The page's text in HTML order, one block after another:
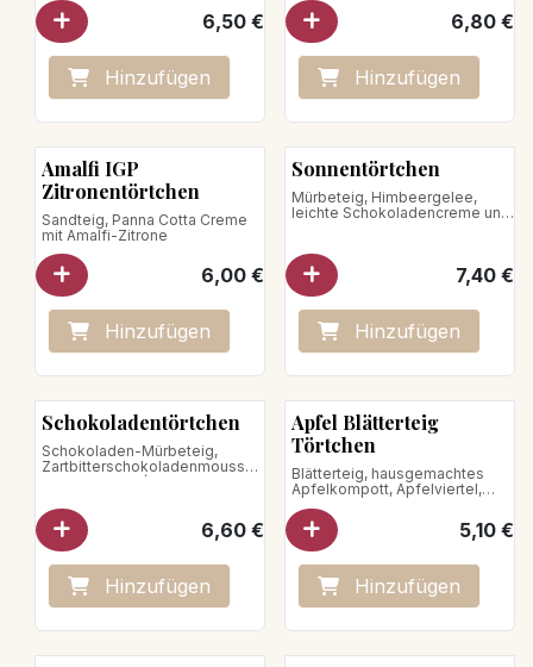
Himbeer-Kompott,
Himbeerkonfitüre,
Haselnussstreusel
Nettogewicht: 180 g
6,50€
Hinzufügen
6,80€
Hinzufügen
Amalfi IGP
Zitronentörtchen
Sandteig, Panna Cotta Creme
mit Amalfi-Zitrone
6,00€
Hinzufügen
Sonnentörtchen
Mürbeteig, Himbeergelee,
leichte Schokoladencreme und
7,40€
Hinzufügen
Schokoladentörtchen
Schokoladen-Mürbeteig,
Zartbitterschokoladenmousse
und -ganache (75% Kakao,
Republik)
6,60€
Hinzufügen
Apfel Blätterteig
Törtchen
Blätterteig, hausgemachtes
Apfelkompott, Apfelviertel,
Flansauce
5,10€
Hinzufügen